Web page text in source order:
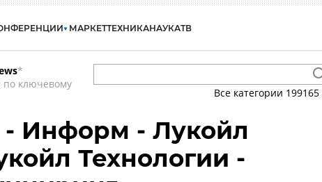
МАРКЕТТЕХНИКАНАУКАТВ
*
по ключевому
Все категории 199165
- Информ - Лукойл
Технологии -